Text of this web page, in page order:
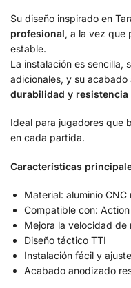
Su diseño inspirado en
profesional, a la vez que
estable.
La instalación es sencilla,
adicionales, y su
durabilidad y resistencia
Ideal para jugadores que
en cada partida.
Características
Material: aluminio CNC
Compatible con:
Mejora la velocidad de
Diseño táctico TTI
Instalación fácil y
Acabado anodizado